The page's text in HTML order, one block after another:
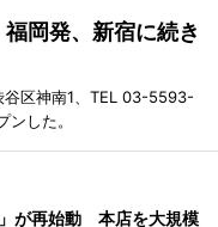
岡発、新宿に続き
谷区神南1、TEL 03-5593-
した。
が再始動 本店を大規模